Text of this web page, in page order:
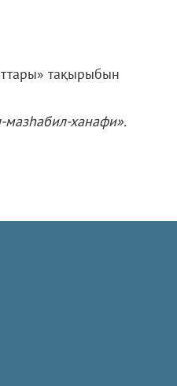
тақырыбын
мазһабил-ханафи».